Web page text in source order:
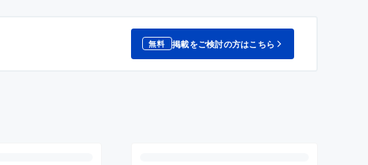
無料 掲載をご検討の方はこちら